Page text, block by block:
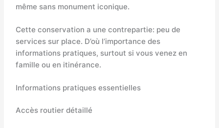
même sans monument iconique.
Cette conservation a une contrepartie: peu de
services sur place. D’où l’importance des
informations pratiques, surtout si vous venez en
famille ou en itinérance.
Informations pratiques essentielles
Accès routier détaillé